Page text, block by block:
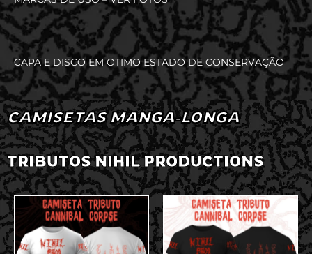
CAPA E DISCO EM OTIMO ESTADO DE CONSERVAÇÃO
CAMISETAS MANGA-LONGA
TRIBUTOS NIHIL PRODUCTIONS